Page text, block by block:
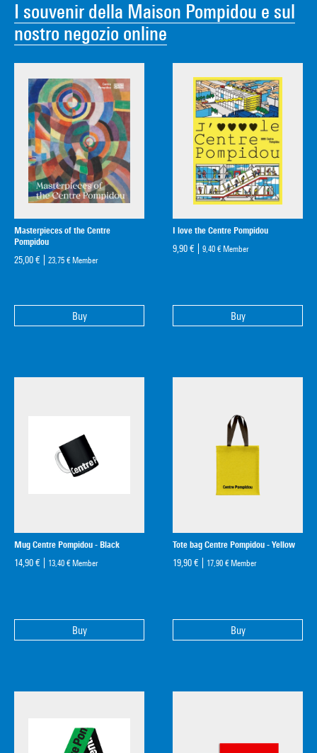
I souvenir della Maison Pompidou e sul
nostro negozio online
Masterpieces of the Centre
Pompidou
25,00 €
23,75 € Member
Buy
I love the Centre Pompidou
9,90 €
9,40 € Member
Buy
Mug Centre Pompidou - Black
14,90 €
13,40 € Member
Buy
Tote bag Centre Pompidou - Yellow
19,90 €
17,90 € Member
Buy